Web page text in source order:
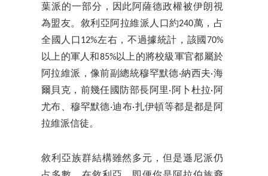
葉派的一部分，因此阿薩德政權被伊朗視
為盟友。敘利亞阿拉維派人口約240萬，占
全國人口12%左右，不過據統計，該國70%
以上的軍人和85%以上的將校級軍官都屬於
阿拉維派，像前副總統穆罕默德·納西夫·海
爾貝克，前幾任國防部長阿里·阿卜杜拉·阿
尤布、穆罕默德·迪布·扎伊頓等都是都是阿
拉維派信徒。
敘利亞族群結構雖然多元，但是遜尼派仍